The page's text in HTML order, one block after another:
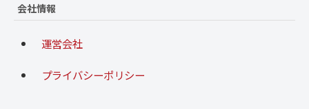
会社情報
運営会社
プライバシーポリシー